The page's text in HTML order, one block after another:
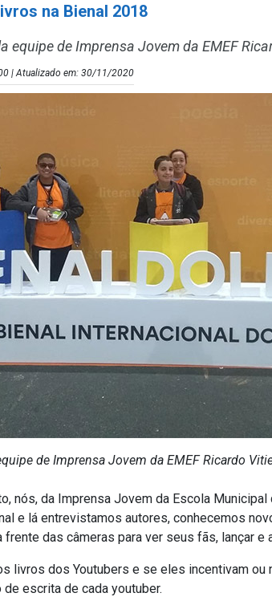
na Bienal 2018
equipe de Imprensa Jovem da EMEF
| Atualizado em: 30/11/2020
de Imprensa Jovem da EMEF Ricardo
nós, da Imprensa Jovem da Escola Municipal
e lá entrevistamos autores, conhecemos
frente das câmeras para ver seus fãs, lançar e
livros dos Youtubers e se eles incentivam ou
escrita de cada youtuber.